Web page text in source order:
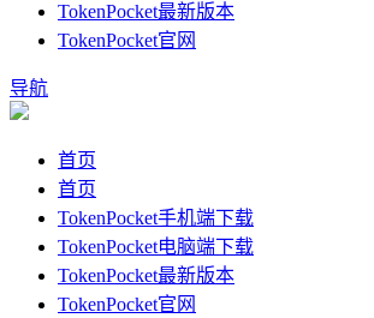
TokenPocket最新版本
TokenPocket官网
导航
首页
首页
TokenPocket手机端下载
TokenPocket电脑端下载
TokenPocket最新版本
TokenPocket官网